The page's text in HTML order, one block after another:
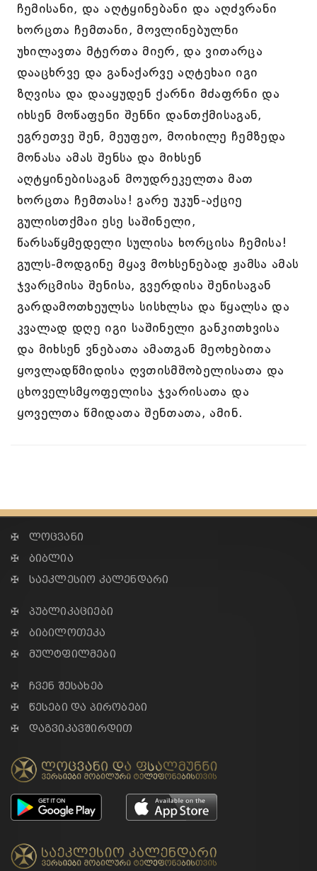
ჩემისანი, და აღტყინებანი და აღძვრანი
ხორცთა ჩემთანი, მოვლინებულნი
უხილავთა მტერთა მიერ, და ვითარცა
დააცხრვე და განაქარვე აღტეხაი იგი
ზღვისა და დააყუდენ ქარნი მძაფრნი და
იხსენ მოწაფენი შენნი დანთქმისაგან,
ეგრეთვე შენ, მეუფეო, მოიხილე ჩემზედა
მონასა ამას შენსა და მიხსენ
აღტყინებისაგან მოუდრეკელთა მათ
ხორცთა ჩემთასა! გარე უკუნ-აქციე
გულისთქმაი ესე საშინელი,
წარსაწყმედელი სულისა ხორცისა ჩემისა!
გულს-მოდგინე მყავ მოხსენებად ჟამსა ამას
ჯვარცმისა შენისა, გვერდისა შენისაგან
გარდამოთხეულსა სისხლსა და წყალსა და
კვალად დღე იგი საშინელი განკითხვისა
და მიხსენ ვნებათა ამათგან მეოხებითა
ყოვლადწმიდისა ღვთისმშობელისათა და
ცხოველსმყოფელისა ჯვარისათა და
ყოველთა წმიდათა შენთათა, ამინ.
✠ ლოცვანი
✠ ბიბლია
✠ საეკლესიო კალენდარი
✠ პუბლიკაციები
✠ ბიბილოთეკა
✠ მულტფილმები
✠ ჩვენ შესახებ
✠ წესები და პირობები
✠ დაგვიკავშირდით